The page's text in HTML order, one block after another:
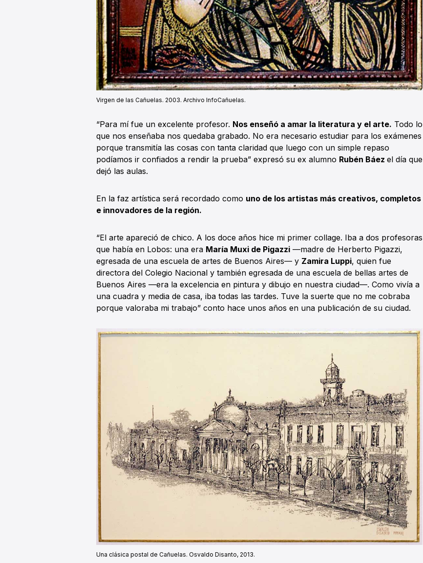
Virgen de las Cañuelas. 2003. Archivo InfoCañuelas.
“Para mí fue un excelente profesor. Nos enseñó a amar la literatura y el arte. Todo lo
que nos enseñaba nos quedaba grabado. No era necesario estudiar para los exámenes
porque transmitía las cosas con tanta claridad que luego con un simple repaso
podíamos ir confiados a rendir la prueba” expresó su ex alumno Rubén Báez el día que
dejó las aulas.
En la faz artística será recordado como uno de los artistas más creativos, completos
e innovadores de la región.
“El arte apareció de chico. A los doce años hice mi primer collage. Iba a dos profesoras
que había en Lobos: una era María Muxi de Pigazzi —madre de Herberto Pigazzi,
egresada de una escuela de artes de Buenos Aires— y Zamira Luppi, quien fue
directora del Colegio Nacional y también egresada de una escuela de bellas artes de
Buenos Aires —era la excelencia en pintura y dibujo en nuestra ciudad—. Como vivía a
una cuadra y media de casa, iba todas las tardes. Tuve la suerte que no me cobraba
porque valoraba mi trabajo” conto hace unos años en una publicación de su ciudad.
Una clásica postal de Cañuelas. Osvaldo Disanto, 2013.